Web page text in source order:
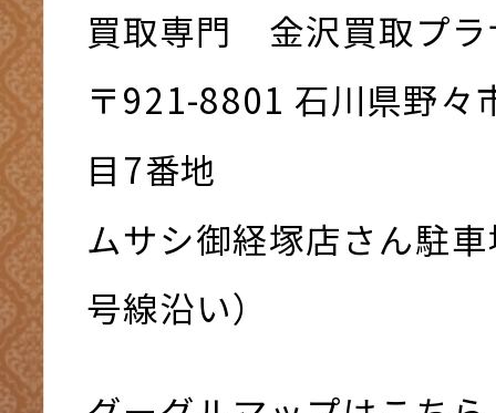
買取専門 金沢買取プラ
〒921-8801 ⽯川県野々
⽬7番地
ムサシ御経塚店さん駐
号線沿い）